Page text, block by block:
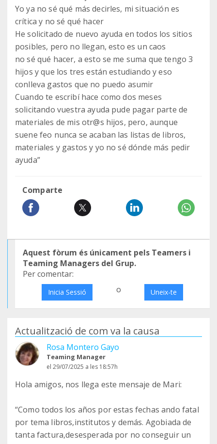
Yo ya no sé qué más decirles, mi situación es
crítica y no sé qué hacer
He solicitado de nuevo ayuda en todos los sitios
posibles, pero no llegan, esto es un caos
no sé qué hacer, a esto se me suma que tengo 3
hijos y que los tres están estudiando y eso
conlleva gastos que no puedo asumir
Cuando te escribí hace como dos meses
solicitando vuestra ayuda pude pagar parte de
materiales de mis otr@s hijos, pero, aunque
suene feo nunca se acaban las listas de libros,
materiales y gastos y yo no sé dónde más pedir
ayuda”
Comparte
Aquest fòrum és únicament pels Teamers i
Teaming Managers del Grup.
Per comentar:
Inicia Sessió o Uneix-te
Actualització de com va la causa
Rosa Montero Gayo
Teaming Manager
el 29/07/2025 a les 18:57h
Hola amigos, nos llega este mensaje de Mari:
“Como todos los años por estas fechas ando fatal
por tema libros,institutos y demás. Agobiada de
tanta factura,desesperada por no conseguir un